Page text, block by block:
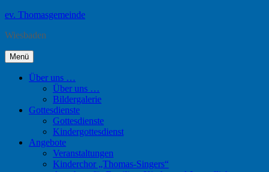
Zum
springen
ev. Thomasgemeinde
Wiesbaden
Menü
Über uns …
Über uns …
Bildergalerie
Gottesdienste
Gottesdienste
Kindergottesdienst
Angebote
Veranstaltungen
Kinderchor „Thomas-Singers“